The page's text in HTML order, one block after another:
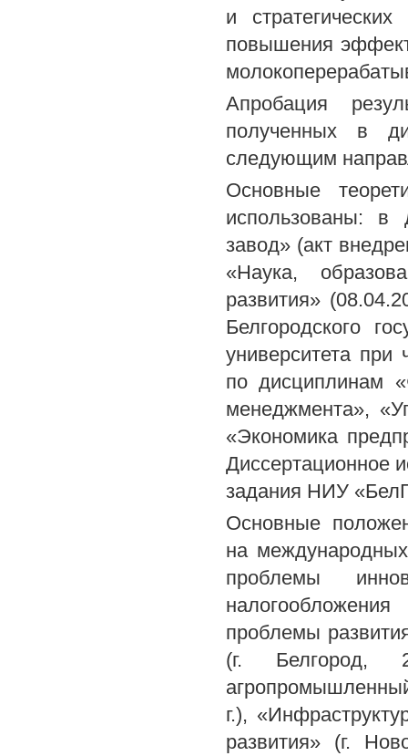
и
повышения
Апробация
полученных в
следующим
Основные
использованы: в
завод» (акт
«Наука,
развития»
Белгородского
университета при
по дисциплинам
менеджмента»,
«Экономика
Диссертационное
задания НИУ
Основные
на
проблемы
проблемы
(г. Белгород,
г.),
развития» (г.